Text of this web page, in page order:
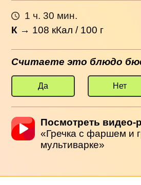
1 ч. 30 мин.
К → 108 кКал / 100 г
Считаете это блюдо
Да Нет
Посмотреть видео-
«Гречка с фаршем и
мультиварке»